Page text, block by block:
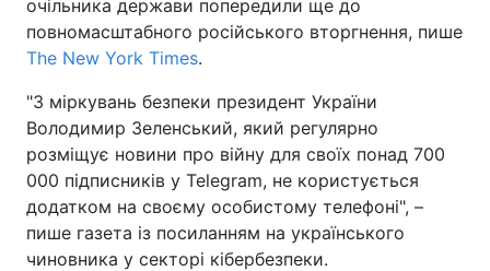
Техно і зв'язок Лайт
Зброя Інциденти
Здоров'я Туризм
Цікавинки Погода
Екологія Регіони
очільника держави попередили ще до
повномасштабного російського вторгнення, пише
The New York Times.
"З міркувань безпеки президент України
Володимир Зеленський, який регулярно
розміщує новини про війну для своїх понад 700
000 підписників у Telegram, не користується
додатком на своєму особистому телефоні", –
пише газета із посиланням на українського
чиновника у секторі кібербезпеки.